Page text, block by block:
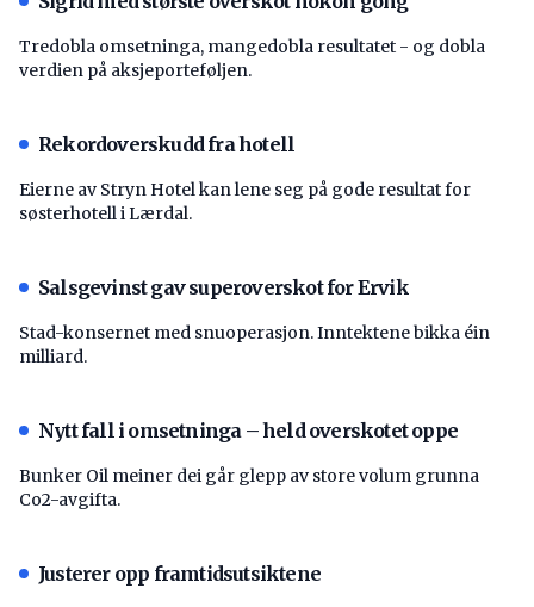
Tredobla omsetninga, mangedobla resultatet - og dobla
verdien på aksjeporteføljen.
Rekordoverskudd fra hotell
Eierne av Stryn Hotel kan lene seg på gode resultat for
søsterhotell i Lærdal.
Salsgevinst gav superoverskot for Ervik
Stad-konsernet med snuoperasjon. Inntektene bikka éin
milliard.
Nytt fall i omsetninga – held overskotet oppe
Bunker Oil meiner dei går glepp av store volum grunna
Co2-avgifta.
Justerer opp framtidsutsiktene